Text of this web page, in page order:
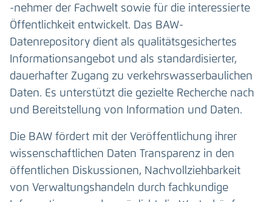
-nehmer der Fachwelt sowie für die interessierte
Öffentlichkeit entwickelt. Das BAW-
Datenrepository dient als qualitätsgesichertes
Informationsangebot und als standardisierter,
dauerhafter Zugang zu verkehrswasserbaulichen
Daten. Es unterstützt die gezielte Recherche nach
und Bereitstellung von Information und Daten.
Die BAW fördert mit der Veröffentlichung ihrer
wissenschaftlichen Daten Transparenz in den
öffentlichen Diskussionen, Nachvollziehbarkeit
von Verwaltungshandeln durch fachkundige